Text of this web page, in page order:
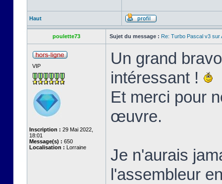
Haut
poulette73 Sujet du message : Re: Turbo Pascal v3 sur
VIP
Inscription : 29 Mai 2022,
18:01
Message(s) : 650
Localisation : Lorraine
Un grand
intéressant !
Et merci pour
œuvre.
Je n'aurais
l'assembleur